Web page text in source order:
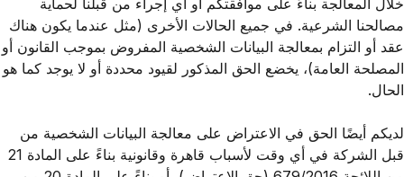
خلال المعالجة بناءً على موافقتكم أو أي إجراء من قبلنا لحماية
مصالحنا الشرعية. في جميع الحالات الأخرى (مثل عندما يكون هناك
عقد أو التزام بمعالجة البيانات الشخصية المفروض بموجب القانون أو
المصلحة العامة)، يخضع الحق المذكور لقيود محددة أو لا يوجد كما هو
الحال.
لديكم أيضًا الحق في الاعتراض على معالجة البيانات الشخصية من
قبل الشركة في أي وقت لأسباب قاهرة وقانونية بناءً على المادة 21